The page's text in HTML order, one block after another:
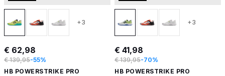
+3
€ 62,98
€ 139,95-55%
HB POWERSTRIKE PRO
+3
€ 41,98
€ 139,95-70%
HB POWERSTRIKE PRO